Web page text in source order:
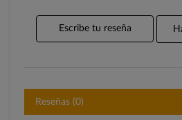
Escribe tu reseña
Reseñas (0)